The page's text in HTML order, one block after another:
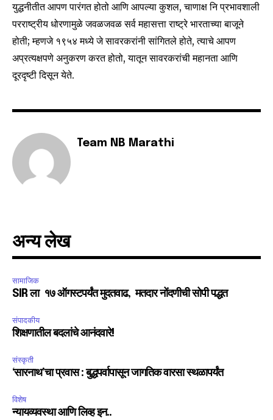
युद्धनीतीत आपण पारंगत होतो आणि आपल्या कुशल, चाणाक्ष नि प्रभावशाली
परराष्ट्रीय धोरणामुळे जवळजवळ सर्व महासत्ता राष्ट्रे भारताच्या बाजूने
होती; म्हणजे १९५४ मध्ये जे सावरकरांनी सांगितले होते, त्याचे आपण
अप्रत्यक्षपणे अनुकरण करत होतो, यातून सावरकरांची महानता आणि
दूरदृष्टी दिसून येते.
Team NB Marathi
अन्य लेख
सामाजिक
SIR ला १७ ऑगस्टपर्यंत मुदतवाढ, मतदार नोंदणीची सोपी पद्धत
संपादकीय
शिक्षणातील बदलांचे आनंदवारे!
संस्कृती
‘सारनाथ’चा प्रवास : बुद्धपर्वापासून जागतिक वारसा स्थळापर्यंत
विशेष
न्यायव्यवस्था आणि लिव्ह इन..